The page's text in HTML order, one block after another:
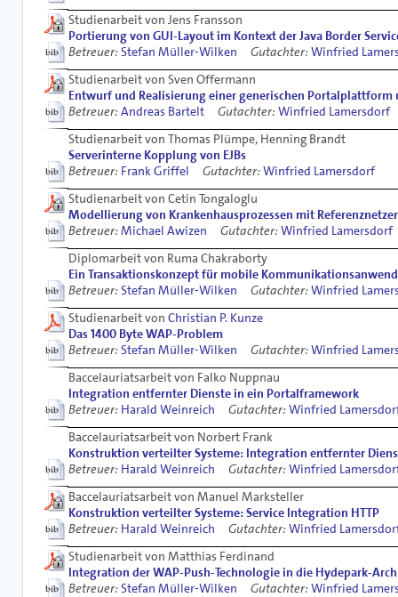
Studienarbeit von Jens Fransson
Portierung von GUI-Layout im Kontext der Java Border
Betreuer: Stefan Müller-Wilken Gutachter: Winfried
Studienarbeit von Sven Offermann
Entwurf und Realisierung einer generischen
Betreuer: Andreas Bartelt Gutachter: Winfried Lamersdorf
Studienarbeit von Thomas Plümpe, Henning Brandt
Serverinterne Kopplung von EJBs
Betreuer: Frank Griffel Gutachter: Winfried Lamersdorf
Studienarbeit von Cetin Tongaloglu
Modellierung von Krankenhausprozessen mit
Betreuer: Michael Awizen Gutachter: Winfried Lamersdorf
Diplomarbeit von Ruma Chakraborty
Ein Transaktionskonzept für mobile
Betreuer: Stefan Müller-Wilken Gutachter: Winfried
Studienarbeit von Christian P. Kunze
Das 1400 Byte WAP-Problem
Betreuer: Stefan Müller-Wilken Gutachter: Winfried
Baccelauriatsarbeit von Falko Nuppnau
Integration entfernter Dienste in ein Portalframework
Betreuer: Harald Weinreich Gutachter: Winfried
Baccelauriatsarbeit von Norbert Frank
Konstruktion verteilter Systeme: Integration entfernter
Betreuer: Harald Weinreich Gutachter: Winfried
Baccelauriatsarbeit von Manuel Marksteller
Konstruktion verteilter Systeme: Service Integration HTTP
Betreuer: Harald Weinreich Gutachter: Winfried
Studienarbeit von Matthias Ferdinand
Integration der WAP-Push-Technologie in die Hydepark-
Betreuer: Stefan Müller-Wilken Gutachter: Winfried